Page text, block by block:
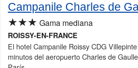
Campanile Charles de
★★★ Gama mediana
ROISSY-EN-FRANCE
El hotel Campanile Roissy CDG
minutos del aeropuerto Charles de